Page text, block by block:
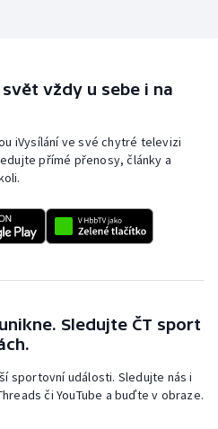
vždy u sebe i na
iVysílání ve své chytré televizi
přímé přenosy, články a
Sledujte ČT sport
sportovní události. Sledujte nás i
či YouTube a buďte v obraze.